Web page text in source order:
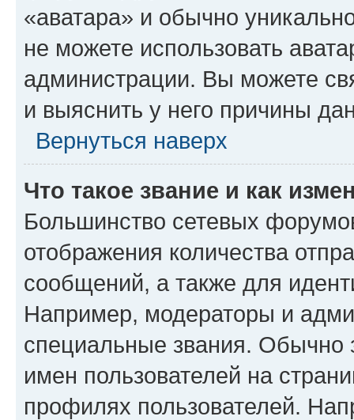
«аватара» и обычно
не можете использовать
администрации. Вы можете
и выяснить у него причины
Вернуться наверх
Что такое звание и как
Большинство сетевых
отображения количества
сообщений, а также для
Например, модераторы и
специальные звания. Обычно
имен пользователей на
профилях пользователей.